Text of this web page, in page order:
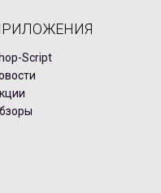
Script